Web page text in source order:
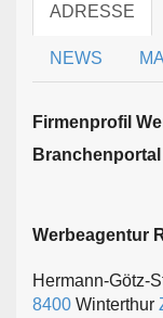
ADRESSE
NEWS
Firmen­profil
Werbeagentur
Hermann-Götz-
8400 Winterthur